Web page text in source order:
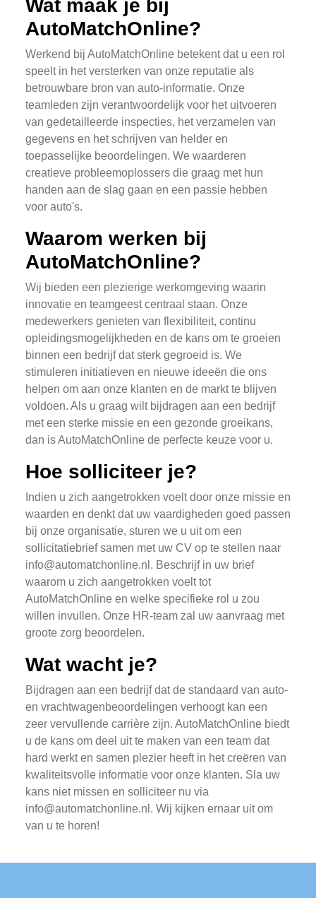
Wat maak je bij
AutoMatchOnline?
Werkend bij AutoMatchOnline betekent dat u een rol
speelt in het versterken van onze reputatie als
betrouwbare bron van auto-informatie. Onze
teamleden zijn verantwoordelijk voor het uitvoeren
van gedetailleerde inspecties, het verzamelen van
gegevens en het schrijven van helder en
toepasselijke beoordelingen. We waarderen
creatieve probleemoplossers die graag met hun
handen aan de slag gaan en een passie hebben
voor auto's.
Waarom werken bij
AutoMatchOnline?
Wij bieden een plezierige werkomgeving waarin
innovatie en teamgeest centraal staan. Onze
medewerkers genieten van flexibiliteit, continu
opleidingsmogelijkheden en de kans om te groeien
binnen een bedrijf dat sterk gegroeid is. We
stimuleren initiatieven en nieuwe ideeën die ons
helpen om aan onze klanten en de markt te blijven
voldoen. Als u graag wilt bijdragen aan een bedrijf
met een sterke missie en een gezonde groeikans,
dan is AutoMatchOnline de perfecte keuze voor u.
Hoe solliciteer je?
Indien u zich aangetrokken voelt door onze missie en
waarden en denkt dat uw vaardigheden goed passen
bij onze organisatie, sturen we u uit om een
sollicitatiebrief samen met uw CV op te stellen naar
info@automatchonline.nl . Beschrijf in uw brief
waarom u zich aangetrokken voelt tot
AutoMatchOnline en welke specifieke rol u zou
willen invullen. Onze HR-team zal uw aanvraag met
groote zorg beoordelen.
Wat wacht je?
Bijdragen aan een bedrijf dat de standaard van auto-
en vrachtwagenbeoordelingen verhoogt kan een
zeer vervullende carrière zijn. AutoMatchOnline biedt
u de kans om deel uit te maken van een team dat
hard werkt en samen plezier heeft in het creëren van
kwaliteitsvolle informatie voor onze klanten. Sla uw
kans niet missen en solliciteer nu via
info@automatchonline.nl . Wij kijken ernaar uit om
van u te horen!